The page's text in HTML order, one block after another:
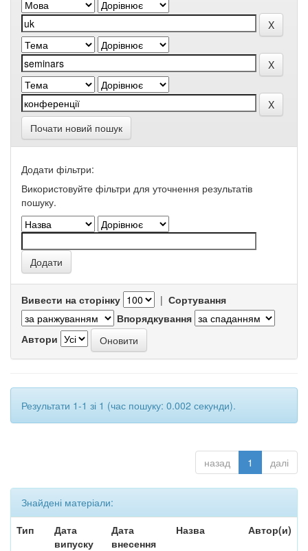
Почати новий пошук
Додати фільтри:
Використовуйте фільтри для уточнення результатів
пошуку.
Вивести на сторінку | Сортування
Впорядкування
Автори
Результати 1-1 зі 1 (час пошуку: 0.002 секунди).
назад 1 далі
Знайдені матеріали:
Тип
Дата
випуску
Дата
внесення
Назва Автор(и)